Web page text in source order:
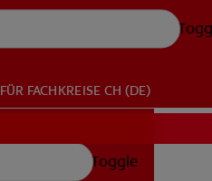
FÜR FACHKREISE CH (DE)
Toggle